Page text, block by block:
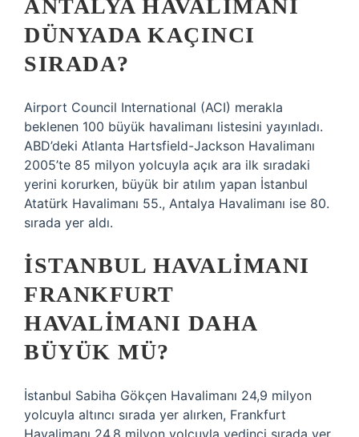
ANTALYA HAVALIMANI
DÜNYADA KAÇINCI
SIRADA?
Airport Council International (ACI) merakla
beklenen 100 büyük havalimanı listesini yayınladı.
ABD’deki Atlanta Hartsfield-Jackson Havalimanı
2005’te 85 milyon yolcuyla açık ara ilk sıradaki
yerini korurken, büyük bir atılım yapan İstanbul
Atatürk Havalimanı 55., Antalya Havalimanı ise 80.
sırada yer aldı.
İSTANBUL HAVALIMANI
FRANKFURT
HAVALIMANI DAHA
BÜYÜK MÜ?
İstanbul Sabiha Gökçen Havalimanı 24,9 milyon
yolcuyla altıncı sırada yer alırken, Frankfurt
Havalimanı 24,8 milyon yolcuyla yedinci sırada yer